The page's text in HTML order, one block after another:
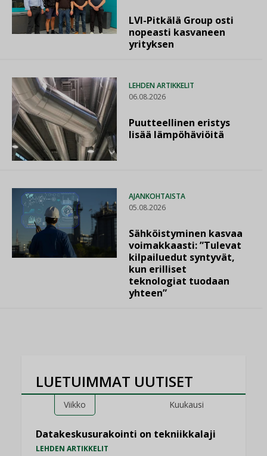
LVI-Pitkälä Group osti
nopeasti kasvaneen
yrityksen
LEHDEN ARTIKKELIT
06.08.2026
Puutteellinen eristys
lisää lämpöhäviöitä
AJANKOHTAISTA
05.08.2026
Sähköistyminen kasvaa
voimakkaasti: ”Tulevat
kilpailuedut syntyvät,
kun erilliset
teknologiat tuodaan
yhteen”
LUETUIMMAT UUTISET
Viikko Kuukausi
Datakeskusurakointi on tekniikkalaji
LEHDEN ARTIKKELIT